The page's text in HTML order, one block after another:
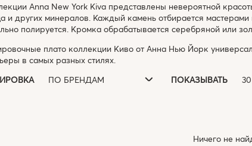
Anna New York Kiva представлены невероятной
и других минералов. Каждый камень отбирается
полируется. Кромка обрабатывается серебряной или
плато коллекции Киво от Анна Нью Йорк
в самых разных стилях.
ПО БРЕНДАМ ПОКАЗЫВАТЬ
Ничего не